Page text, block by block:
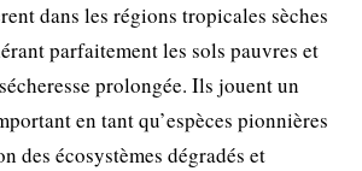
dans les régions tropicales sèches
parfaitement les sols pauvres et
prolongée. Ils jouent un
en tant qu’espèces pionnières
des écosystèmes dégradés et